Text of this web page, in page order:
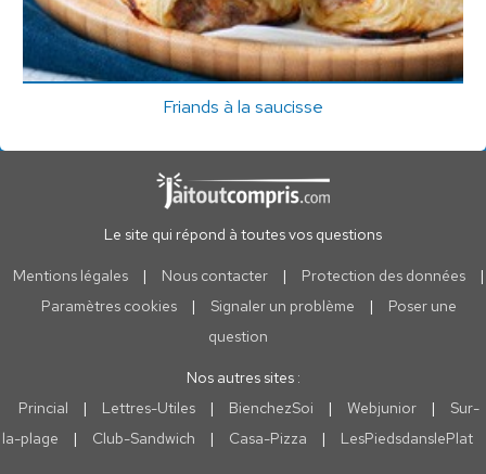
Friands à la saucisse
Le site qui répond à toutes vos questions
Mentions légales | Nous contacter | Protection des données
|
Paramètres cookies
| Signaler un problème |
Poser une
question
Nos autres sites :
Princial
| Lettres-Utiles | BienchezSoi | Webjunior |
Sur-
la-plage
| Club-Sandwich | Casa-Pizza | LesPiedsdanslePlat